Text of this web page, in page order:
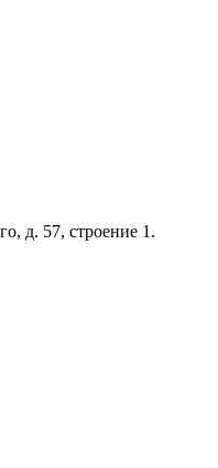
д. 57, строение 1.